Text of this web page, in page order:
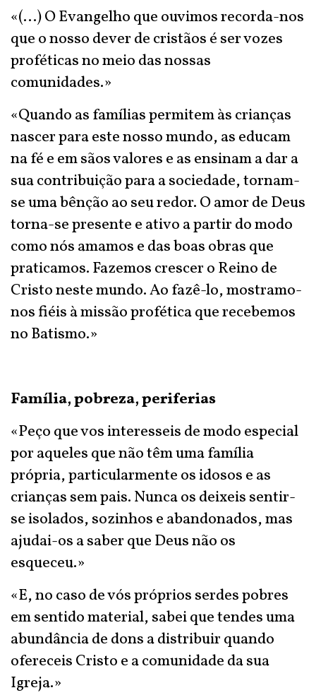
«(...) O Evangelho que ouvimos recorda-nos
que o nosso dever de cristãos é ser vozes
proféticas no meio das nossas
comunidades.»
«Quando as famílias permitem às crianças
nascer para este nosso mundo, as educam
na fé e em sãos valores e as ensinam a dar a
sua contribuição para a sociedade, tornam-
se uma bênção ao seu redor. O amor de Deus
torna-se presente e ativo a partir do modo
como nós amamos e das boas obras que
praticamos. Fazemos crescer o Reino de
Cristo neste mundo. Ao fazê-lo, mostramo-
nos fiéis à missão profética que recebemos
no Batismo.»
Família, pobreza, periferias
«Peço que vos interesseis de modo especial
por aqueles que não têm uma família
própria, particularmente os idosos e as
crianças sem pais. Nunca os deixeis sentir-
se isolados, sozinhos e abandonados, mas
ajudai-os a saber que Deus não os
esqueceu.»
«E, no caso de vós próprios serdes pobres
em sentido material, sabei que tendes uma
abundância de dons a distribuir quando
ofereceis Cristo e a comunidade da sua
Igreja.»